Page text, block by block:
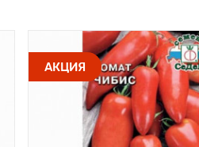
АКЦИЯ